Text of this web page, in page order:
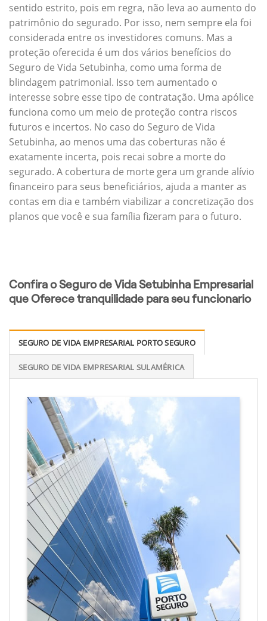
sentido estrito, pois em regra, não leva ao aumento do
patrimônio do segurado. Por isso, nem sempre ela foi
considerada entre os investidores comuns. Mas a
proteção oferecida é um dos vários benefícios do
Seguro de Vida Setubinha, como uma forma de
blindagem patrimonial. Isso tem aumentado o
interesse sobre esse tipo de contratação. Uma apólice
funciona como um meio de proteção contra riscos
futuros e incertos. No caso do Seguro de Vida
Setubinha, ao menos uma das coberturas não é
exatamente incerta, pois recai sobre a morte do
segurado. A cobertura de morte gera um grande alívio
financeiro para seus beneficiários, ajuda a manter as
contas em dia e também viabilizar a concretização dos
planos que você e sua família fizeram para o futuro.
Confira o Seguro de Vida Setubinha Empresarial
que Oferece tranquilidade para seu funcionario
SEGURO DE VIDA EMPRESARIAL PORTO SEGURO
SEGURO DE VIDA EMPRESARIAL SULAMÉRICA